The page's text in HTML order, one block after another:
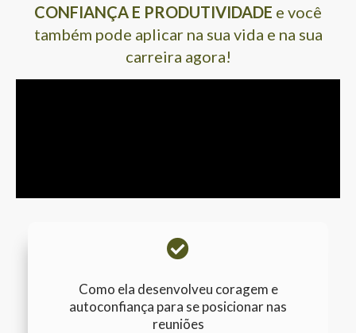
CONFIANÇA E PRODUTIVIDADE e você
também pode aplicar na sua vida e na sua
carreira agora!
Como ela desenvolveu coragem e
autoconfiança para se posicionar nas
reuniões